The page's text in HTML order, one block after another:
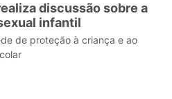
discussão sobre a
infantil
de proteção à criança e ao